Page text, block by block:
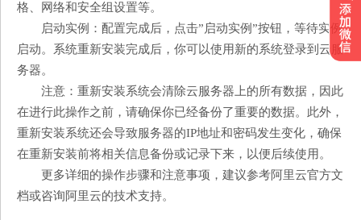
格、网络和安全组设置等。
启动实例：配置完成后，点击”启动实例”按钮，等待实例
启动。系统重新安装完成后，你可以使用新的系统登录到云服
务器。
注意：重新安装系统会清除云服务器上的所有数据，因此
在进行此操作之前，请确保你已经备份了重要的数据。此外，
重新安装系统还会导致服务器的IP地址和密码发生变化，确保
在重新安装前将相关信息备份或记录下来，以便后续使用。
更多详细的操作步骤和注意事项，建议参考阿里云官方文
档或咨询阿里云的技术支持。